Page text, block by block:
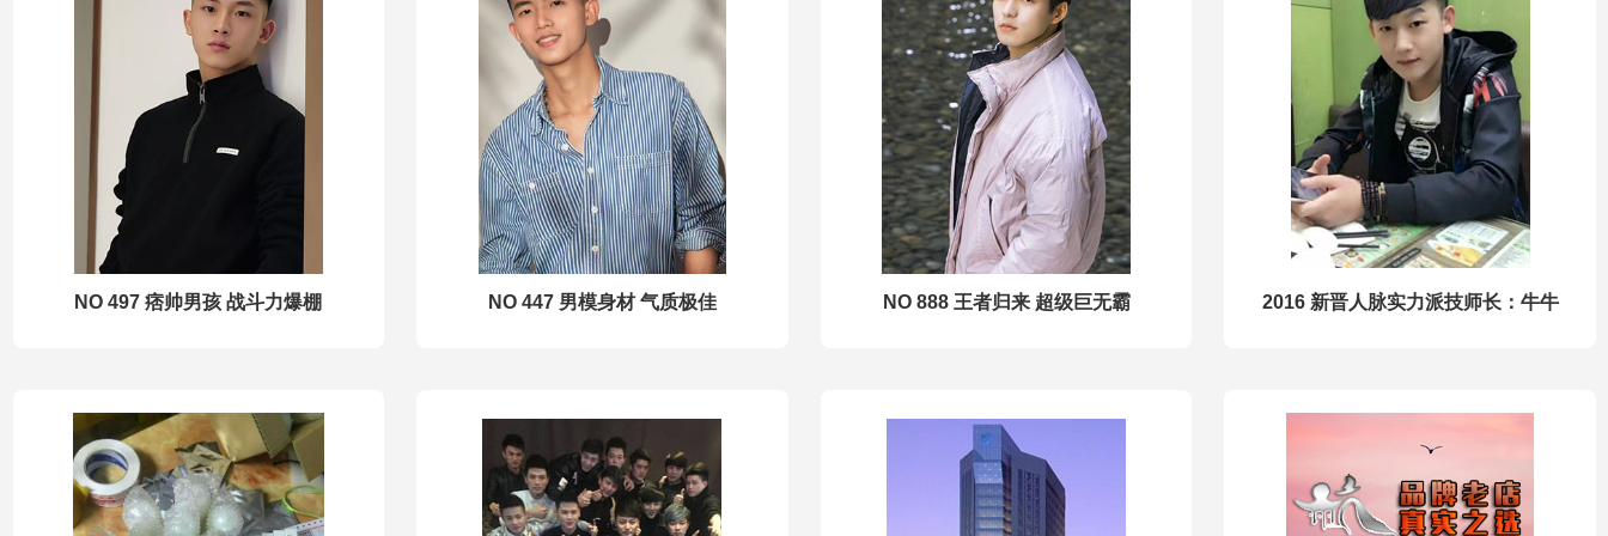
NO 497 痞帅男孩 战斗力爆棚 NO 447 男模身材 气质极佳 NO 888 王者归来 超级巨无霸 2016 新晋人脉实力派技师长：牛牛